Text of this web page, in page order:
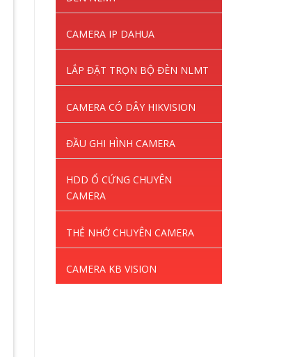
CAMERA IP DAHUA
LẮP ĐẶT TRỌN BỘ ĐÈN NLMT
CAMERA CÓ DÂY HIKVISION
ĐẦU GHI HÌNH CAMERA
HDD Ổ CỨNG CHUYÊN
CAMERA
THẺ NHỚ CHUYÊN CAMERA
CAMERA KB VISION